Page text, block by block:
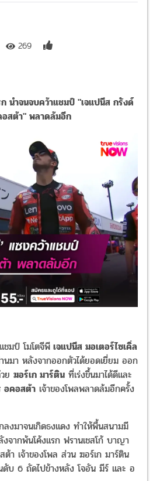
269
นำจนจบคว้าแชมป์ "เจแปนีส กรังด์
อสต้า" พลาดล้มอีก
ชมป์ โมโตจีพีเจแปนีส มอเตอร์ไซเคิ่ล
นมา หลังจากออกตัวได้ยอดเยี่ยม ออก
ย ฆอร์เก มาร์ติน ที่เร่งขึ้นมาได้ดีและ
อคอสต้า เจ้าของโพลพลาดล้มอีกครั้ง
งมาจนเกิดธงแดง ทำให้พื้นสนามมี
จากพ้นโค้งแรก ฟรานเชสโก้ บาญา
า เจ้าของโพล ส่วน ฆอร์เก มาร์ติน
ดับ 6 ถัดไปข้างหลัง โจอัน มีร์ และ อ